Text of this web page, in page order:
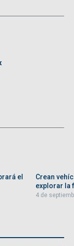
el
Crean
explorar la
4 de